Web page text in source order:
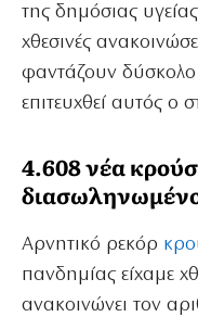
της δημόσιας
χθεσινές
φαντάζουν
επιτευχθεί αυτός ο
4.608 νέα
Αρνητικό ρεκόρ
πανδημίας είχαμε
ανακοινώνει τον